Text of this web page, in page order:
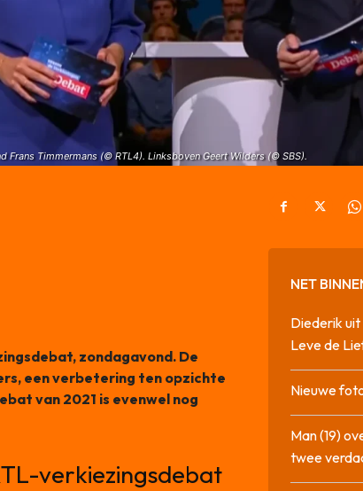
Timmermans (© RTL4). Linksboven Geert Wilders (© SBS).
zondagavond. De
een verbetering ten opzichte
van 2021 is evenwel nog
verkiezingsdebat
NET
Diederik
Leve de
Nieuwe
Man (19)
twee